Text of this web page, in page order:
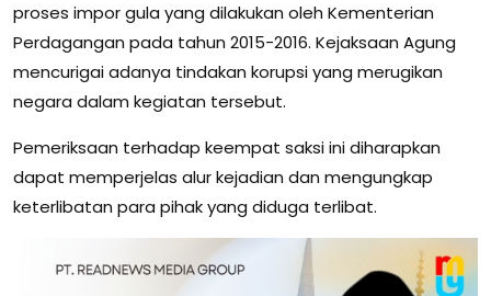
proses impor gula yang dilakukan oleh Kementerian
Perdagangan pada tahun 2015-2016. Kejaksaan Agung
mencurigai adanya tindakan korupsi yang merugikan
negara dalam kegiatan tersebut.
Pemeriksaan terhadap keempat saksi ini diharapkan
dapat memperjelas alur kejadian dan mengungkap
keterlibatan para pihak yang diduga terlibat.